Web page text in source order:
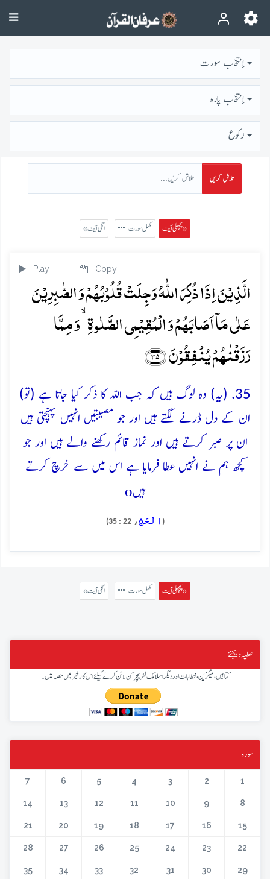
اِنتخاب سورت
اِنتخاب پارہ
رُكوع
تلاش کریں
پچھلی آیت » مکمل سورت « اگلی آیت
Play Copy
الَّذِیۡنَ اِذَا ذُکِرَ اللّٰہُ وَجِلَتۡ قُلُوۡبُہُمۡ وَ الصّٰبِرِیۡنَ
عَلٰی مَاۤ اَصَابَہُمۡ وَ الۡمُقِیۡمِی الصَّلٰوۃِ ۙ وَ مِمَّا
رَزَقۡنٰہُمۡ یُنۡفِقُوۡنَ ﴿۳۵﴾
35. (یہ) وہ لوگ ہیں کہ جب اللہ کا ذکر کیا جاتا ہے (تو)
ان کے دل ڈرنے لگتے ہیں اور جو مصیبتیں انہیں پہنچتی ہیں
ان پر صبر کرتے ہیں اور نماز قائم رکھنے والے ہیں اور جو
کچھ ہم نے انہیں عطا فرمایا ہے اس میں سے خرچ کرتے
ہیںo
( الْحَجّ ، 22 : 35)
پچھلی آیت » مکمل سورت « اگلی آیت
عطیہ دیجئے
کتابیں، میگزین، خطابات اور دیگر اسلامک لٹریچر آن لائن کرنے کیلئے اس کار خیر میں حصہ لیں۔
سورہ
1
2
3
4
5
6
7
8
9
10
11
12
13
14
15
16
17
18
19
20
21
22
23
24
25
26
27
28
29
30
31
32
33
34
35